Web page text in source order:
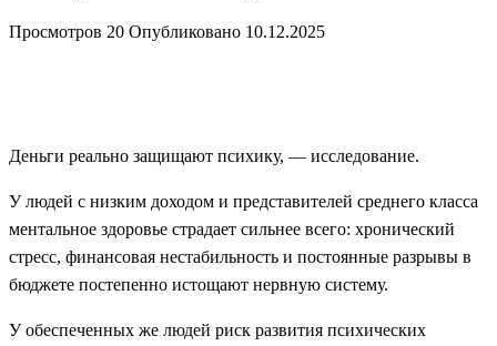
Просмотров 20 Опубликовано 10.12.2025
Деньги реально защищают психику, — исследование.
У людей с низким доходом и представителей среднего класса
ментальное здоровье страдает сильнее всего: хронический
стресс, финансовая нестабильность и постоянные разрывы в
бюджете постепенно истощают нервную систему.
У обеспеченных же людей риск развития психических